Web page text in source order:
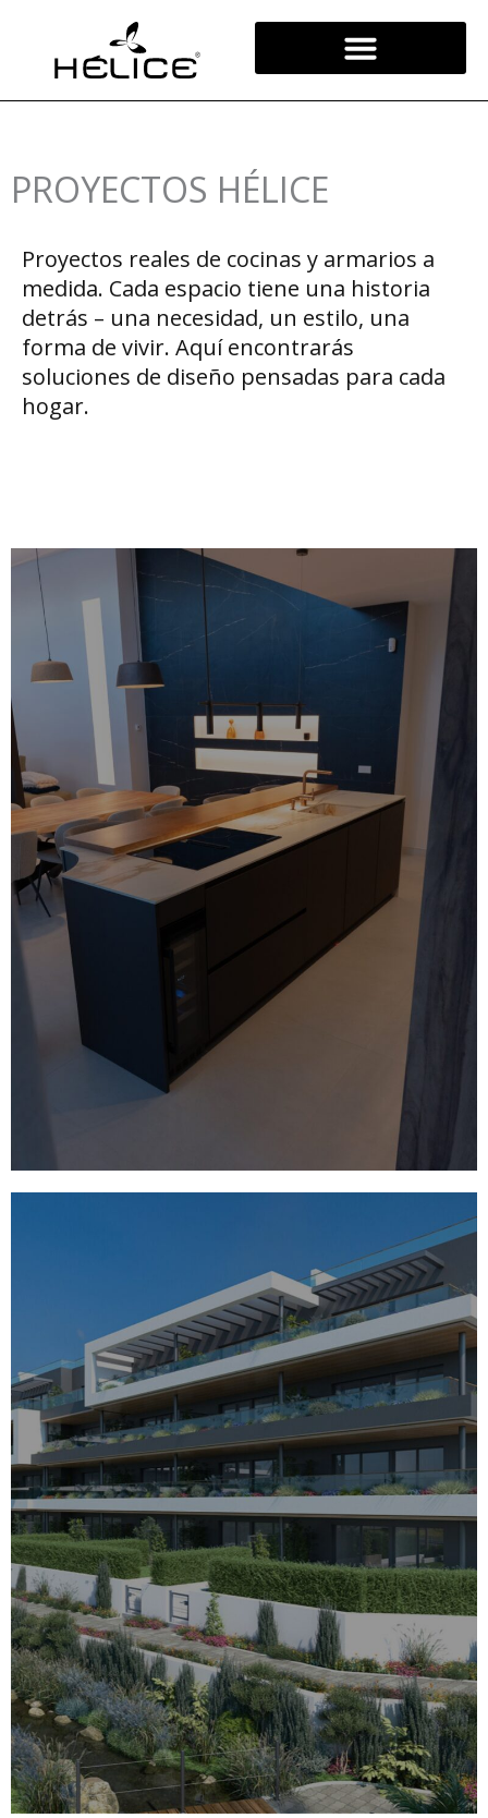
PROYECTOS HÉLICE
Proyectos reales de cocinas y armarios a
medida. Cada espacio tiene una historia
detrás – una necesidad, un estilo, una
forma de vivir. Aquí encontrarás
soluciones de diseño pensadas para cada
hogar.